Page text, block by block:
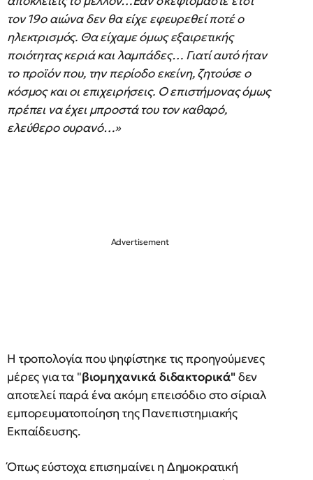
τον 19ο αιώνα δεν θα είχε εφευρεθεί ποτέ ο
ηλεκτρισμός. Θα είχαμε όμως εξαιρετικής
ποιότητας κεριά και λαμπάδες… Γιατί αυτό ήταν
το προϊόν που, την περίοδο εκείνη, ζητούσε ο
κόσμος και οι επιχειρήσεις. Ο επιστήμονας όμως
πρέπει να έχει μπροστά του τον καθαρό,
ελεύθερο ουρανό…»
Η τροπολογία που ψηφίστηκε τις προηγούμενες
μέρες για τα "βιομηχανικά διδακτορικά"δεν
αποτελεί παρά ένα ακόμη επεισόδιο στο σίριαλ
εμπορευματοποίηση της Πανεπιστημιακής
Εκπαίδευσης.
Όπως εύστοχα επισημαίνει η Δημοκρατική